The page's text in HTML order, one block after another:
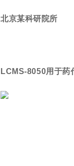
北京某科研院所
LCMS-8050用于药